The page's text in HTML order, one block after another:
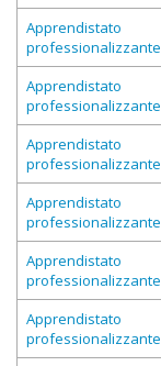
Apprendistato
professionalizzante
Apprendistato
professionalizzante
Apprendistato
professionalizzante
Apprendistato
professionalizzante
Apprendistato
professionalizzante
Apprendistato
professionalizzante